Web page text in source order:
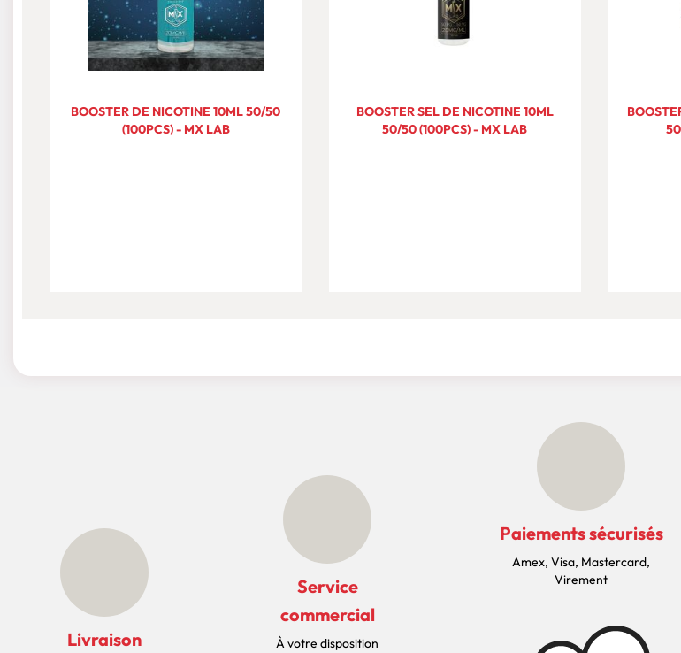
BOOSTER DE NICOTINE 10ML 50/50
(100PCS) - MX LAB
BOOSTER SEL DE NICOTINE 10ML
50/50 (100PCS) - MX LAB
Livraison
Service
commercial
À votre disposition
Paiements sécurisés
Amex, Visa, Mastercard,
Virement